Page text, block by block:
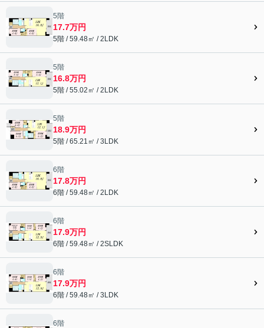
5階
17.7万円
5階 / 59.48㎡ / 2LDK
5階
16.8万円
5階 / 55.02㎡ / 2LDK
5階
18.9万円
5階 / 65.21㎡ / 3LDK
6階
17.8万円
6階 / 59.48㎡ / 2LDK
6階
17.9万円
6階 / 59.48㎡ / 2SLDK
6階
17.9万円
6階 / 59.48㎡ / 3LDK
6階